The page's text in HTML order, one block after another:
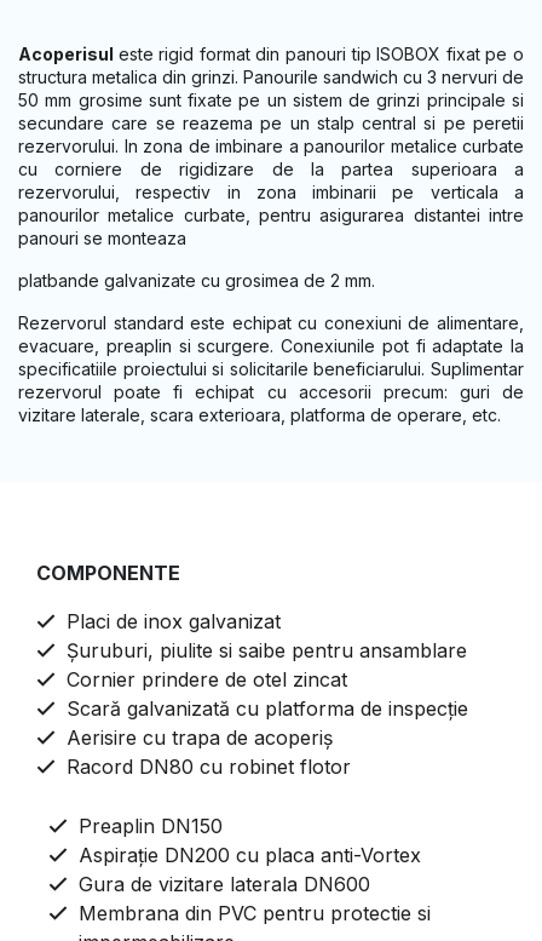
Acoperisul este rigid format din panouri tip ISOBOX fixat pe o
structura metalica din grinzi. Panourile sandwich cu 3 nervuri de
50 mm grosime sunt fixate pe un sistem de grinzi principale si
secundare care se reazema pe un stalp central si pe peretii
rezervorului. In zona de imbinare a panourilor metalice curbate
cu corniere de rigidizare de la partea superioara a
rezervorului, respectiv in zona imbinarii pe verticala a
panourilor metalice curbate, pentru asigurarea distantei intre
panouri se monteaza
platbande galvanizate cu grosimea de 2 mm.
Rezervorul standard este echipat cu conexiuni de alimentare,
evacuare, preaplin si scurgere. Conexiunile pot fi adaptate la
specificatiile proiectului si solicitarile beneficiarului. Suplimentar
rezervorul poate fi echipat cu accesorii precum: guri de
vizitare laterale, scara exterioara, platforma de operare, etc.
COMPONENTE
Placi de inox galvanizat
Șuruburi, piulite si saibe pentru ansamblare
Cornier prindere de otel zincat
Scară galvanizată cu platforma de inspecție
Aerisire cu trapa de acoperiș
Racord DN80 cu robinet flotor
​Preaplin DN150
​Aspirație DN200 cu placa anti-Vortex
Gura de vizitare laterala DN600
Membrana din PVC pentru protectie si